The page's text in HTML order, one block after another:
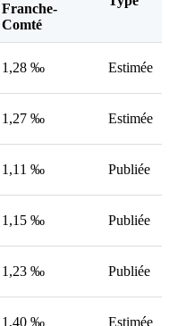
Franche-
Comté
1,28 ‰ Estimée
1,27 ‰ Estimée
1,11 ‰ Publiée
1,15 ‰ Publiée
1,23 ‰ Publiée
1,40 ‰ Estimée